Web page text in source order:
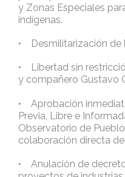
y Zonas Especiales
indígenas.
• Desmilitarización de
• Libertad sin
y compañero Gustavo
• Aprobación
Previa, Libre e
Observatorio de
colaboración directa
• Anulación de